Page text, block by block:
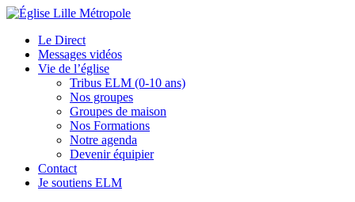
Le Direct
Messages vidéos
Vie de l’église
Tribus ELM (0-10 ans)
Nos groupes
Groupes de maison
Nos Formations
Notre agenda
Devenir équipier
Contact
Je soutiens ELM